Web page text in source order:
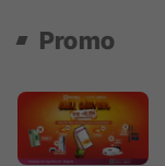
Promo